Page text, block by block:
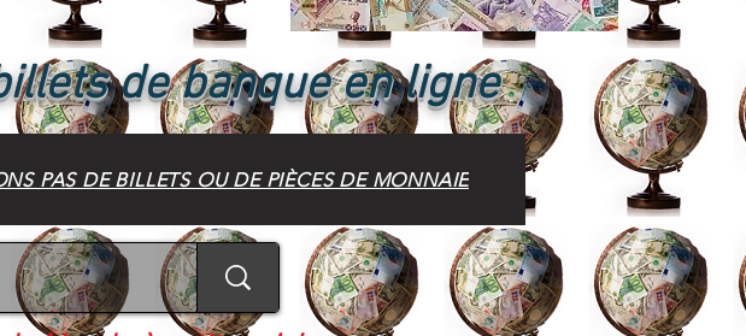
de banque en ligne
PAS DE BILLETS OU DE PIÈCES DE MONNAIE